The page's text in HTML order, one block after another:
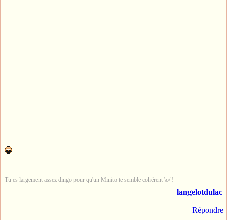
Tu es largement assez dingo pour qu'un Minito te semble cohérent \o/ !
langelotdulac
Répondre